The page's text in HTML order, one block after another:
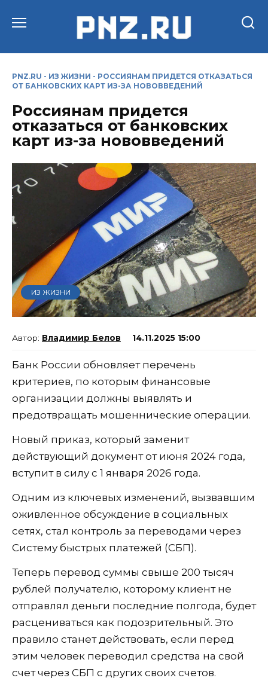
PNZ.RU - ИЗ ЖИЗНИ - РОССИЯНАМ ПРИДЕТСЯ ОТКАЗАТЬСЯ
ОТ БАНКОВСКИХ КАРТ ИЗ-ЗА НОВОВВЕДЕНИЙ
Россиянам придется
отказаться от банковских
карт из-за нововведений
ИЗ ЖИЗНИ
Владимир Белов 14.11.2025 15:00
Банк России обновляет перечень
критериев, по которым финансовые
организации должны выявлять и
предотвращать мошеннические операции.
Новый приказ, который заменит
действующий документ от июня 2024 года,
вступит в силу с 1 января 2026 года.
Одним из ключевых изменений, вызвавшим
оживленное обсуждение в социальных
сетях, стал контроль за переводами через
Систему быстрых платежей (СБП).
Теперь перевод суммы свыше 200 тысяч
рублей получателю, которому клиент не
отправлял деньги последние полгода, будет
расцениваться как подозрительный. Это
правило станет действовать, если перед
этим человек переводил средства на свой
счет через СБП с других своих счетов.